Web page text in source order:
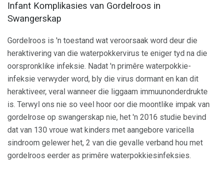
Infant Komplikasies van Gordelroos in
Swangerskap
Gordelroos is 'n toestand wat veroorsaak word deur die
heraktivering van die waterpokkervirus te eniger tyd na die
oorspronklike infeksie. Nadat 'n primêre waterpokkie-
infeksie verwyder word, bly die virus dormant en kan dit
heraktiveer, veral wanneer die liggaam immuunonderdrukte
is. Terwyl ons nie so veel hoor oor die moontlike impak van
gordelrose op swangerskap nie, het 'n 2016 studie bevind
dat van 130 vroue wat kinders met aangebore varicella
sindroom gelewer het, 2 van die gevalle verband hou met
gordelroos eerder as primêre waterpokkiesinfeksies.